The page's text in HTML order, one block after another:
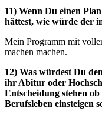
11) Wenn Du einen
hättest, wie würde der
Mein Programm mit
machen machen.
12) Was würdest Du
ihr Abitur oder
Entscheidung stehen
Berufsleben einsteigen